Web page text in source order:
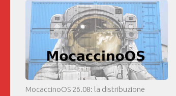
MocaccinoOS 26.08: la distribuzione